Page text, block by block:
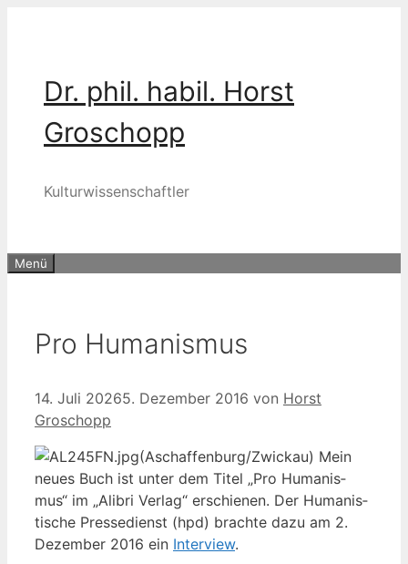
Dr. phil. habil. Horst
Groschopp
Kulturwissenschaftler
Menü
Pro Humanismus
14. Juli 20265. Dezember 2016 von Horst
Groschopp
(Aschaffenburg/Zwickau) Mein
neu­es Buch ist unter dem Titel „Pro Huma­nis­
mus“ im „Ali­bri Ver­lag“ erschie­nen. Der Huma­nis­
ti­sche Pres­se­dienst (hpd) brach­te dazu am 2.
Dezem­ber 2016 ein Inter­view.